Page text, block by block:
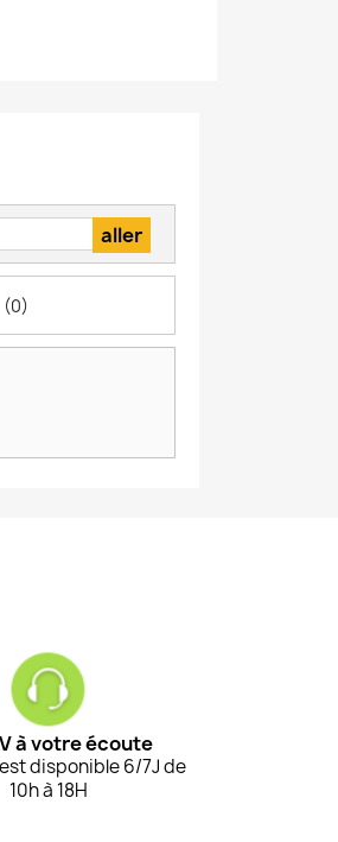
(0)
à votre écoute
disponible 6/7J de
10h à 18H